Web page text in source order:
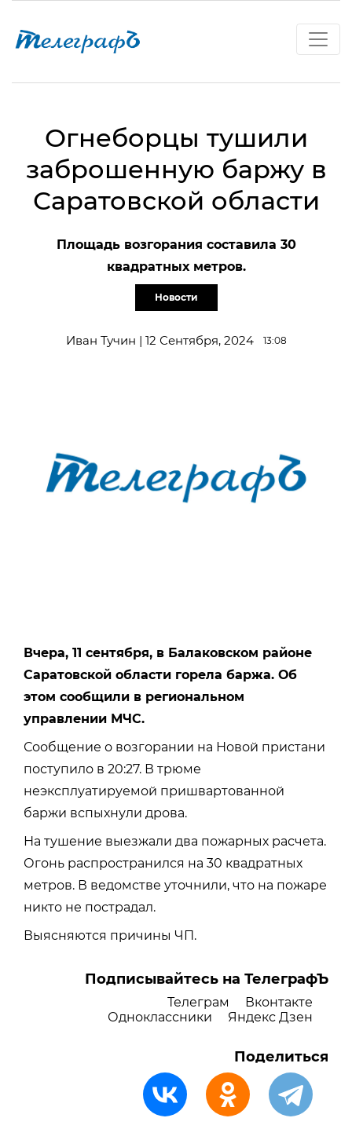
Огнеборцы тушили
заброшенную баржу в
Саратовской области
Площадь возгорания составила 30
квадратных метров.
Новости
Иван Тучин | 12 Сентября, 2024 13:08
Вчера, 11 сентября, в Балаковском районе
Саратовской области горела баржа. Об
этом сообщили в региональном
управлении МЧС.
Сообщение о возгорании на Новой пристани
поступило в 20:27. В трюме
неэксплуатируемой пришвартованной
баржи вспыхнули дрова.
На тушение выезжали два пожарных расчета.
Огонь распространился на 30 квадратных
метров. В ведомстве уточнили, что на пожаре
никто не пострадал.
Выясняются причины ЧП.
Подписывайтесь на ТелеграфЪ
Телеграм
Вконтакте
Одноклассники
Яндекс Дзен
Поделиться